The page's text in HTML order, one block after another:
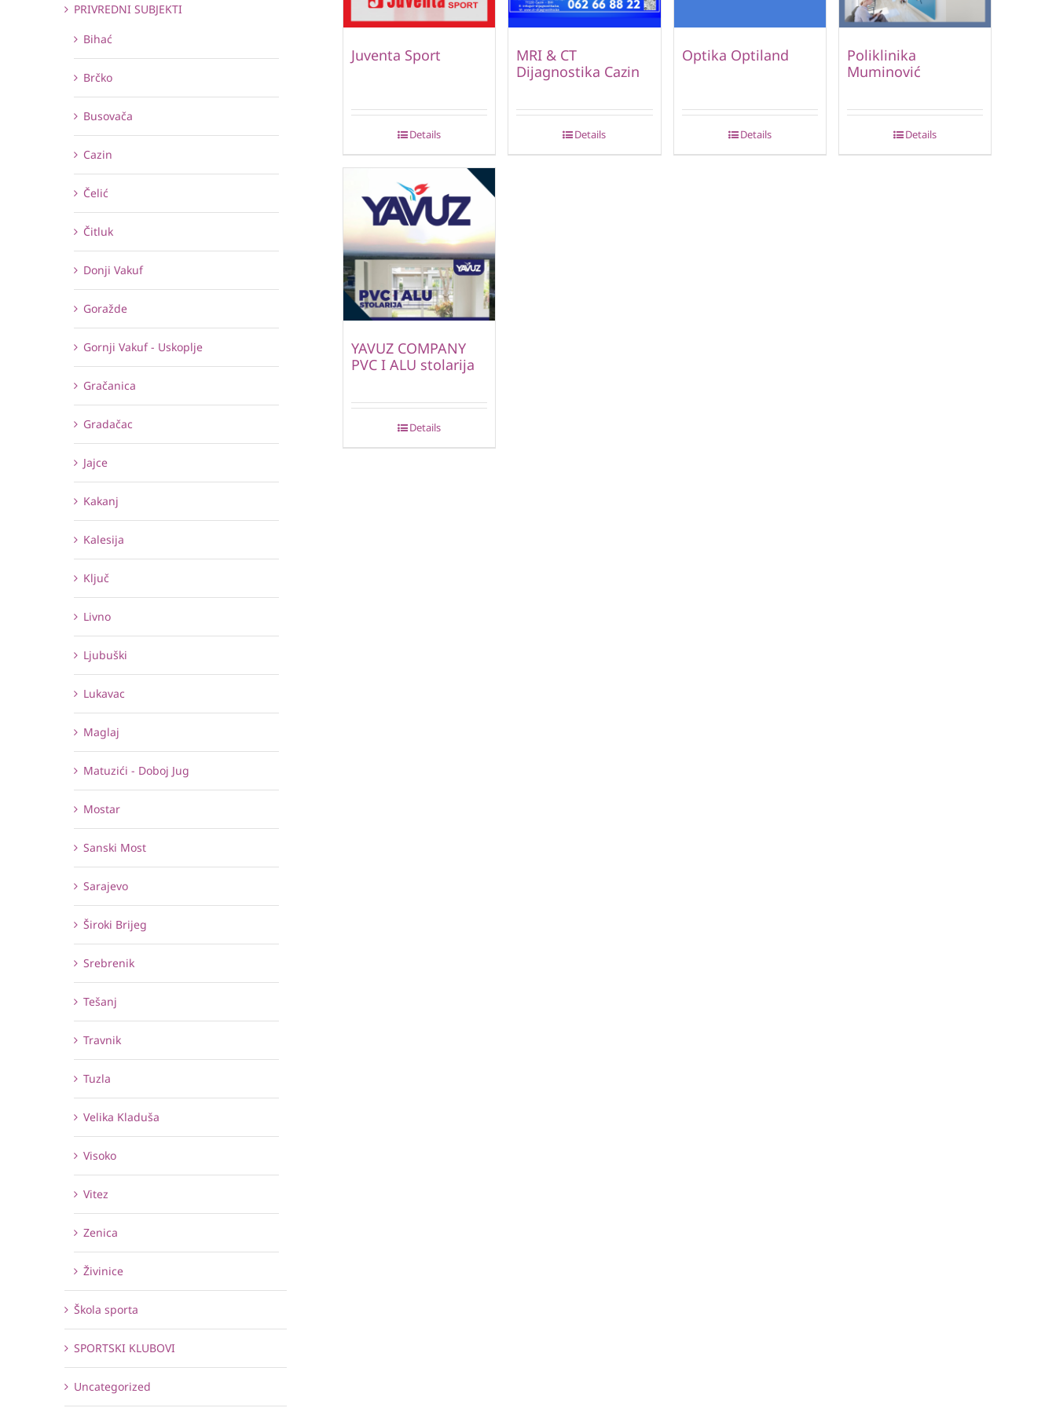
Juventa Sport
Details
MRI & CT
Dijagnostika Cazin
Details
Optika Optiland
Details
Poliklinika
Muminović
Details
YAVUZ COMPANY
PVC I ALU stolarija
Details
PRIVREDNI SUBJEKTI
Bihać
Brčko
Busovača
Cazin
Čelić
Čitluk
Donji Vakuf
Goražde
Gornji Vakuf - Uskoplje
Gračanica
Gradačac
Jajce
Kakanj
Kalesija
Ključ
Livno
Ljubuški
Lukavac
Maglaj
Matuzići - Doboj Jug
Mostar
Sanski Most
Sarajevo
Široki Brijeg
Srebrenik
Tešanj
Travnik
Tuzla
Velika Kladuša
Visoko
Vitez
Zenica
Živinice
Škola sporta
SPORTSKI KLUBOVI
Uncategorized